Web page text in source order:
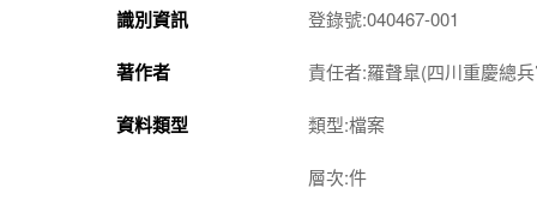
識別資訊 登錄號:040467-001
著作者 責任者:羅聲臯(四川重慶總
資料類型 類型:檔案
層次:件